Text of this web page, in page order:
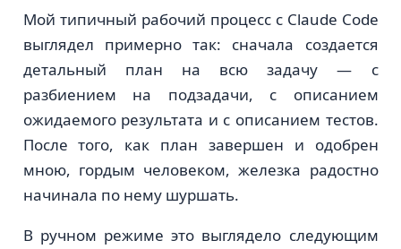
Мой типичный рабочий процесс с Claude Code
выглядел примерно так: сначала создается
детальный план на всю задачу — с
разбиением на подзадачи, с описанием
ожидаемого результата и с описанием тестов.
После того, как план завершен и одобрен
мною, гордым человеком, железка радостно
начинала по нему шуршать.
В ручном режиме это выглядело следующим